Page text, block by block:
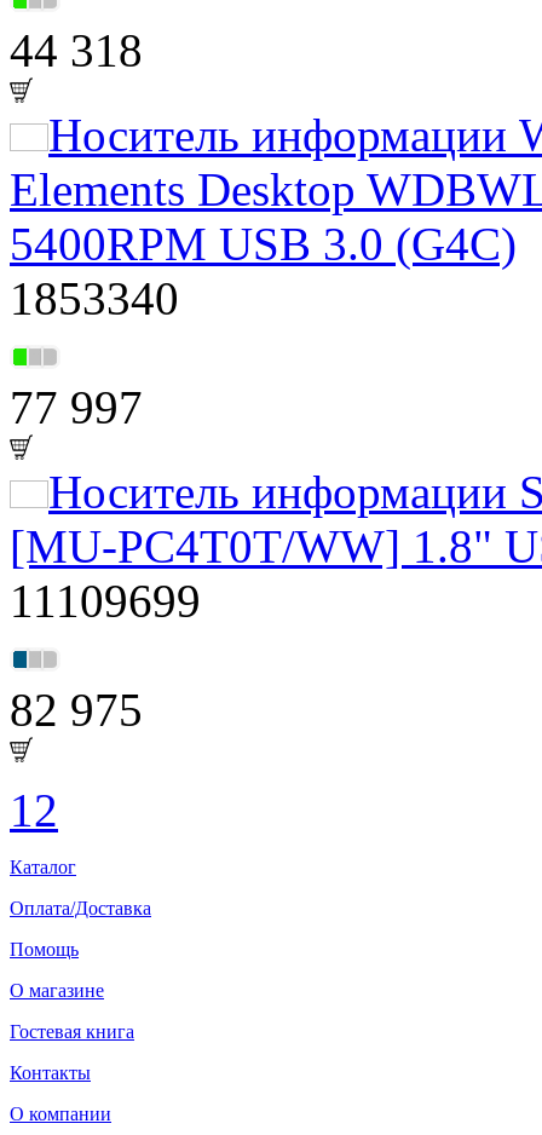
44 318
Носитель информации
Elements Desktop
5400RPM USB 3.0 (G4C)
1853340
77 997
Носитель информации
[MU-PC4T0T/WW] 1.8"
11109699
82 975
12
Каталог
Оплата/Доставка
Помощь
О магазине
Гостевая книга
Контакты
О компании